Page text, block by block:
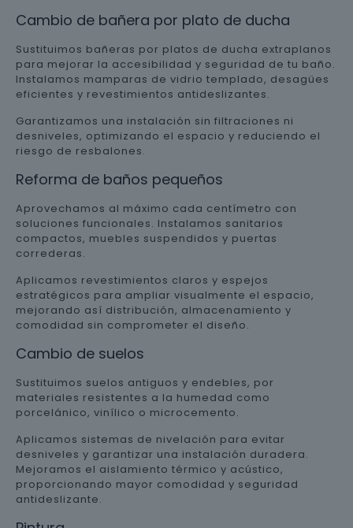
Cambio de bañera por plato de ducha
Sustituimos bañeras por platos de ducha extraplanos
para mejorar la accesibilidad y seguridad de tu baño.
Instalamos mamparas de vidrio templado, desagües
eficientes y revestimientos antideslizantes.
Garantizamos una instalación sin filtraciones ni
desniveles, optimizando el espacio y reduciendo el
riesgo de resbalones.
Reforma de baños pequeños
Aprovechamos al máximo cada centímetro con
soluciones funcionales. Instalamos sanitarios
compactos, muebles suspendidos y puertas
correderas.
Aplicamos revestimientos claros y espejos
estratégicos para ampliar visualmente el espacio,
mejorando así distribución, almacenamiento y
comodidad sin comprometer el diseño.
Cambio de suelos
Sustituimos suelos antiguos y endebles, por
materiales resistentes a la humedad como
porcelánico, vinílico o microcemento.
Aplicamos sistemas de nivelación para evitar
desniveles y garantizar una instalación duradera.
Mejoramos el aislamiento térmico y acústico,
proporcionando mayor comodidad y seguridad
antideslizante.